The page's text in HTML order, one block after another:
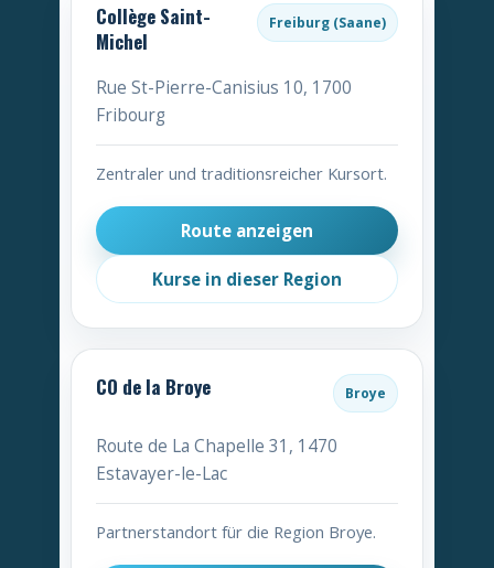
Collège Saint-
Michel
Freiburg (Saane)
Rue St-Pierre-Canisius 10, 1700
Fribourg
Zentraler und traditionsreicher Kursort.
Route anzeigen
Kurse in dieser Region
CO de la Broye Broye
Route de La Chapelle 31, 1470
Estavayer-le-Lac
Partnerstandort für die Region Broye.